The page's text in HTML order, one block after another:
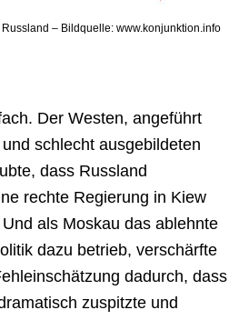
Russland – Bildquelle: www.konjunktion.info
Der Westen, angeführt
schlecht ausgebildeten
dass Russland
rechte Regierung in Kiew
als Moskau das ablehnte
dazu betrieb, verschärfte
dadurch, dass
zuspitzte und